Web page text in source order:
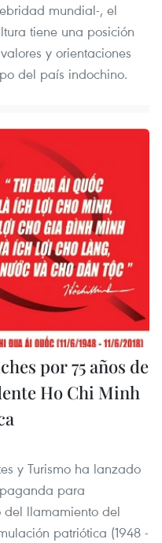
mundial-, el
tiene una posición
y orientaciones
del país indochino.
por 75 años de
Ho Chi Minh
y Turismo ha lanzado
para
del llamamiento del
patriótica (1948 -